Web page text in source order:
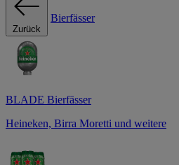
Zurück
Bierfässer
BLADE Bierfässer
Heineken, Birra Moretti und weitere